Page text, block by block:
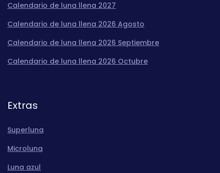
Calendario de luna llena 2027
Calendario de luna llena 2026 Agosto
Calendario de luna llena 2026 Septiembre
Calendario de luna llena 2026 Octubre
Extras
Superluna
Microluna
Luna azul